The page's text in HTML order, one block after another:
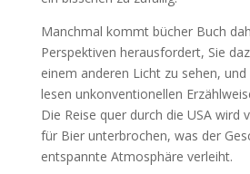
Manchmal kommt bücher Buch
Perspektiven herausfordert, Sie
einem anderen Licht zu sehen,
lesen unkonventionellen
Die Reise quer durch die USA wird
für Bier unterbrochen, was der
entspannte Atmosphäre verleiht.